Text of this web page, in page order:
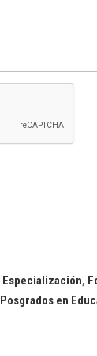
Especialización,
Posgrados en